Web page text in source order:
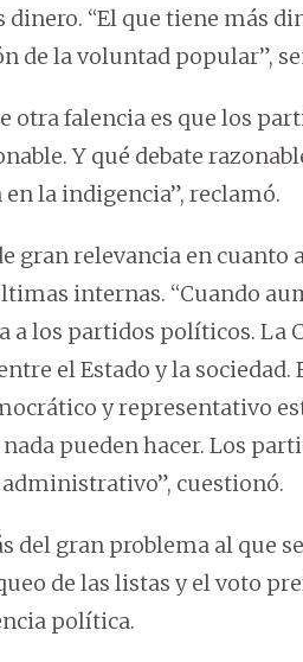
“El que tiene más
de la voluntad popular”,
otra falencia es que los
Y qué debate
la indigencia”, reclamó.
gran relevancia en cuanto
internas. “Cuando
a los partidos políticos.
el Estado y la sociedad.
y representativo
pueden hacer. Los
cuestionó.
del gran problema al que
de las listas y el voto
política.